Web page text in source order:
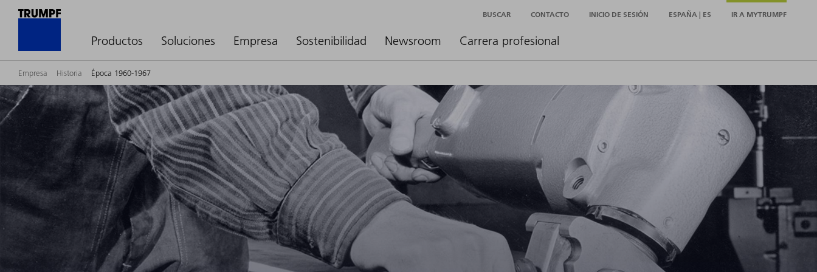
Productos Soluciones Empresa Sostenibilidad Newsroom Carrera profesional
BUSCAR CONTACTO INICIO DE SESIÓN ESPAÑA | ES IR A MYTRUMPF
Empresa Historia Época 1960-1967